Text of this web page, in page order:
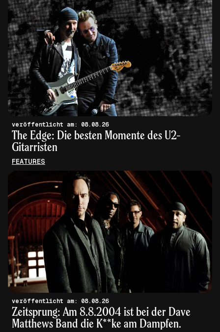
veröffentlicht am: 08.08.26
The Edge: Die besten Momente des U2-
Gitarristen
FEATURES
veröffentlicht am: 08.08.26
Zeitsprung: Am 8.8.2004 ist bei der Dave
Matthews Band die K**ke am Dampfen.